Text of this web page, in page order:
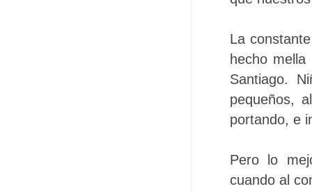
La
hecho
Santiago.
pequeños,
portando, e
Pero lo
cuando al